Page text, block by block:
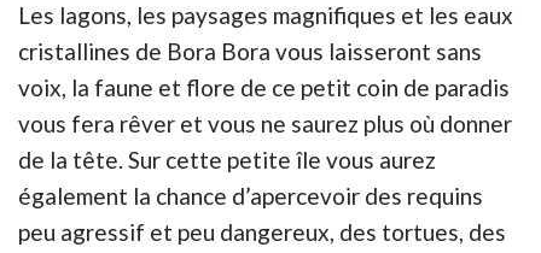
Les lagons, les paysages magnifiques et les eaux
cristallines de Bora Bora vous laisseront sans
voix, la faune et flore de ce petit coin de paradis
vous fera rêver et vous ne saurez plus où donner
de la tête. Sur cette petite île vous aurez
également la chance d’apercevoir des requins
peu agressif et peu dangereux, des tortues, des